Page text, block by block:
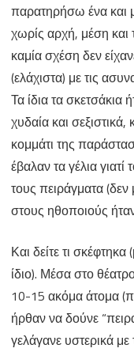
παρατηρήσω ένα και
χωρίς αρχή, μέση και
καμία σχέση δεν
(ελάχιστα) με τις
Τα ίδια τα σκετσάκια
χυδαία και
κομμάτι της
έβαλαν τα γέλια
τους πειράγματα
στους ηθοποιούς
Και δείτε τι
ίδιο). Μέσα στο
10-15 ακόμα άτομα
ήρθαν να δούνε
γελάγανε υστερικά